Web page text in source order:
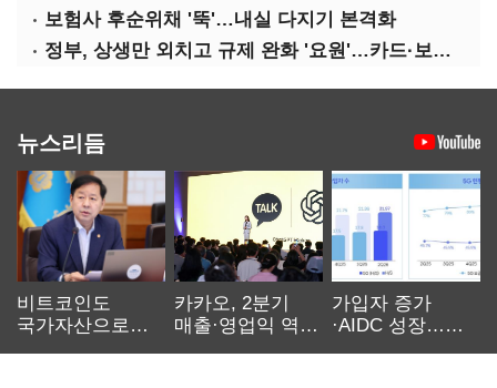
보험사 후순위채 '뚝'…내실 다지기 본격화
정부, 상생만 외치고 규제 완화 '요원'…카드·보험사 부담 역대급
뉴스리듬
비트코인도
국가자산으로…'
카카오, 2분기
매출·영업익 역대
가입자 증가
·AIDC 성장…